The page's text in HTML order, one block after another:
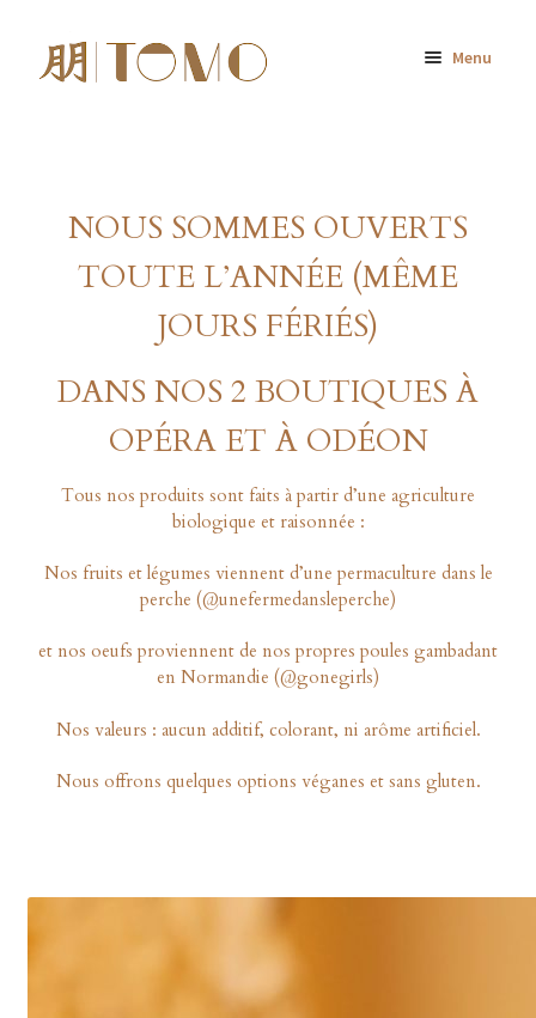
Aller
Aller
au
Menu
Bons cadeaux
A propos
Collaborations
NOUS SOMMES OUVERTS
TOUTE L’ANNÉE (MÊME
JOURS FÉRIÉS)
DANS NOS 2 BOUTIQUES À
OPÉRA ET À ODÉON
Tous nos produits sont faits à partir d’une agriculture
biologique et raisonnée :
Nos fruits et légumes viennent d’une permaculture dans le
perche (@unefermedansleperche)
et nos oeufs proviennent de nos propres poules gambadant
en Normandie (@gonegirls)
Nos valeurs : aucun additif, colorant, ni arôme artificiel.
Nous offrons quelques options véganes et sans gluten.